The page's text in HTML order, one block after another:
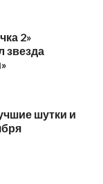
2»
звезда
шутки и